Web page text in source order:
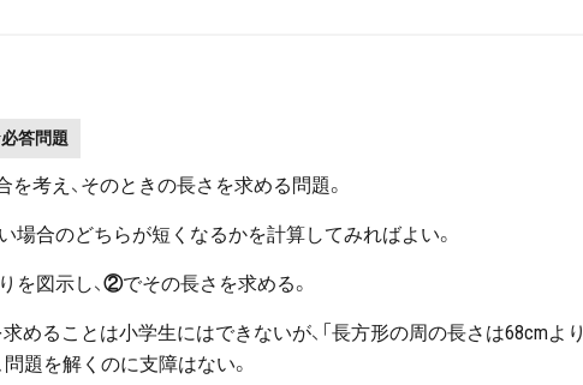
答問題
考え、そのときの長さを求める問題。
場合のどちらが短くなるかを計算してみればよい。
を図示し、②でその長さを求める。
めることは小学生にはできないが、「長方形の周の長さは68cmより
題を解くのに支障はない。